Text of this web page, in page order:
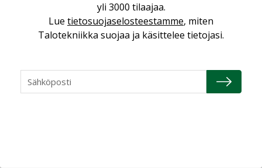
NÄKÖKULMIA
käyttöön kiinteistöissä
KOLUMNI
yli 3000 tilaajaa.
Lue tietosuojaselosteestamme, miten
Talotekniikka suojaa ja käsittelee tietojasi.